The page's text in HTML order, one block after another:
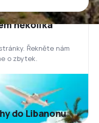
několika
Řekněte nám
o zbytek.
do Libanonu